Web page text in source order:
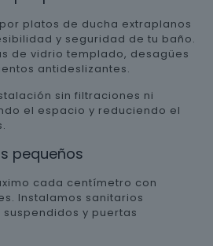
platos de ducha extraplanos
y seguridad de tu baño.
de vidrio templado, desagües
antideslizantes.
sin filtraciones ni
el espacio y reduciendo el
pequeños
cada centímetro con
Instalamos sanitarios
y puertas